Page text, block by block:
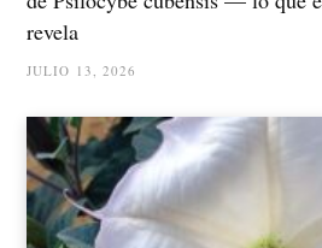
revela
JULIO 13, 2026